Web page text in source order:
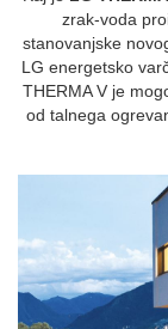
zrak-voda
stanovanjske
LG energetsko
THERMA V je
od talnega